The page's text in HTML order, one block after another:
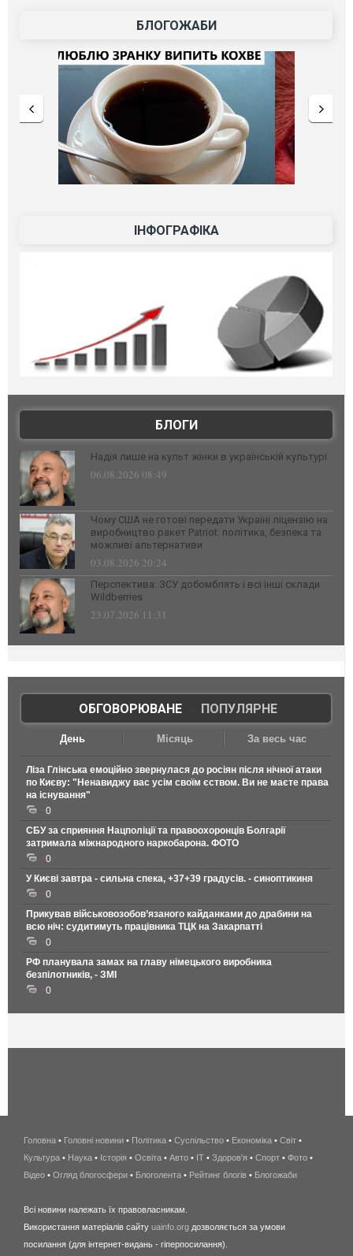
БЛОГОЖАБИ
ІНФОГРАФІКА
БЛОГИ
Надія лише на культ жінки в українській культурі
06.08.2026 08:49
Чому США не готові передати Україні ліцензію на
виробництво ракет Patriot: політика, безпека та
можливі альтернативи
03.08.2026 20:24
Перспектива: ЗСУ добомблять і всі інші склади
Wildberries
23.07.2026 11:31
ОБГОВОРЮВАНЕ| ПОПУЛЯРНЕ
День Місяць За весь час
Ліза Глінська емоційно звернулася до росіян після нічної атаки
по Києву: "Ненавиджу вас усім своїм єством. Ви не маєте права
на існування"
0
СБУ за сприяння Нацполіції та правоохоронців Болгарії
затримала міжнародного наркобарона. ФОТО
0
У Києві завтра - сильна спека, +37+39 градусів. - синоптикиня
0
Прикував військовозобов’язаного кайданками до драбини на
всю ніч: судитимуть працівника ТЦК на Закарпатті
0
РФ планувала замах на главу німецького виробника
безпілотників, - ЗМІ
0
беспроводной
интернет
киев
wimax
Головна • Головні новини • Політика • Суспільство • Економіка • Світ •
Культура • Наука • Історія • Освіта • Авто • IT • Здоров'я • Спорт • Фото •
Відео • Огляд блогосфери • Блоголента • Рейтинг блогів • Блогожаби
Всі новини належать їх правовласникам.
Використання матеріалів сайту uainfo.org дозволяється за умови
посилання (для інтернет-видань - гіперпосилання).